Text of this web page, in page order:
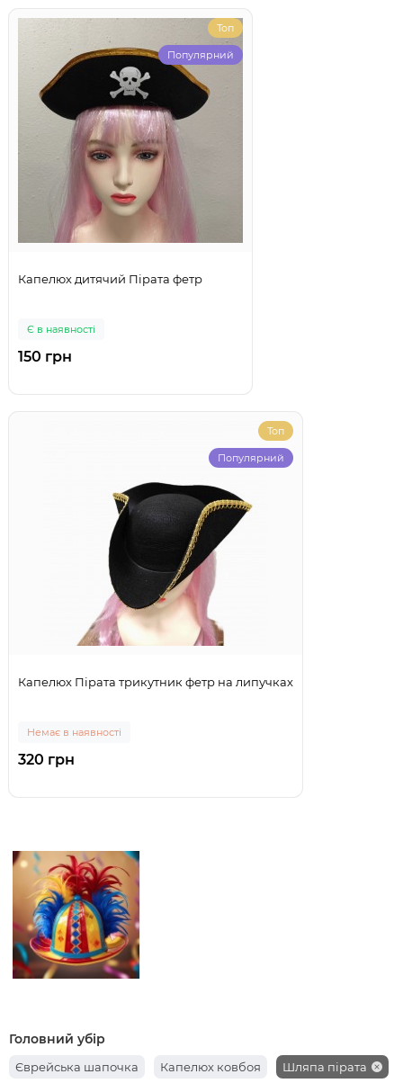
Топ
Популярний
Капелюх дитячий Пірата фетр
Є в наявності
150 грн
Топ
Популярний
Капелюх Пірата трикутник фетр на липучках
Немає в наявності
320 грн
Головний убір
Єврейська шапочка Капелюх​ ковбоя Шляпа пірата